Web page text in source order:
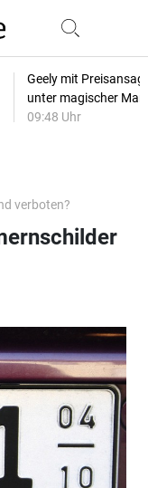
Geely mit
unter magischer
09:48 Uhr
verboten?